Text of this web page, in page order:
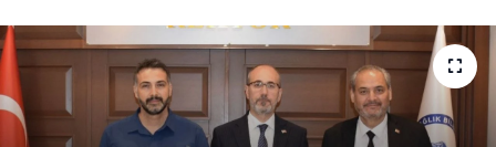
EĞİTİM
MAGAZİN
SAĞLIK
Son Dakika Haberleri
Haber Arşivi